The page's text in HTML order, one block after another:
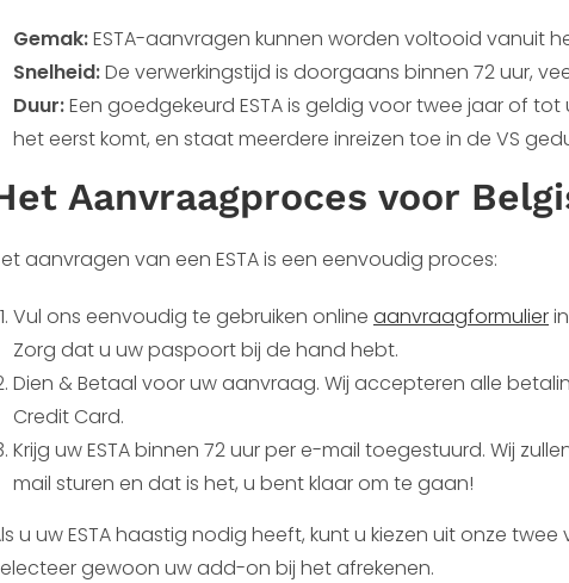
Gemak:ESTA-aanvragen kunnen worden voltooid vanuit
Snelheid:De verwerkingstijd is doorgaans binnen 72 uur,
Duur:Een goedgekeurd ESTA is geldig voor twee jaar of
het eerst komt, en staat meerdere inreizen toe in de VS
Aanvraagproces voor
aanvragen van een ESTA is een eenvoudig proces:
Vul ons eenvoudig te gebruiken online aanvraagformulier
Zorg dat u uw paspoort bij de hand hebt.
Dien & Betaal voor uw aanvraag. Wij accepteren alle
Credit Card.
Krijg uw ESTA binnen 72 uur per e-mail toegestuurd. Wij
mail sturen en dat is het, u bent klaar om te gaan!
u uw ESTA haastig nodig heeft, kunt u kiezen uit onze
gewoon uw add-on bij het afrekenen.